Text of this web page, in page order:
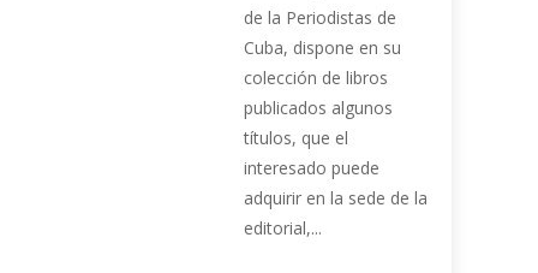
de la Periodistas de
Cuba, dispone en su
colección de libros
publicados algunos
títulos, que el
interesado puede
adquirir en la sede de la
editorial,...